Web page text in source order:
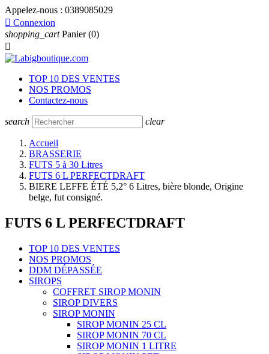
Appelez-nous : 0389085029
 Connexion
shopping_cart Panier (0)

TOP 10 DES VENTES
NOS PROMOS
Contactez-nous
search clear
Accueil
BRASSERIE
FUTS 5 à 30 Litres
FUTS 6 L PERFECTDRAFT
BIERE LEFFE ÉTÉ 5,2° 6 Litres, bière blonde, Origine
belge, fut consigné.
FUTS 6 L PERFECTDRAFT
TOP 10 DES VENTES
NOS PROMOS
DDM DÉPASSÉE
SIROPS
COFFRET SIROP MONIN
SIROP DIVERS
SIROP MONIN
SIROP MONIN 25 CL
SIROP MONIN 70 CL
SIROP MONIN 1 LITRE